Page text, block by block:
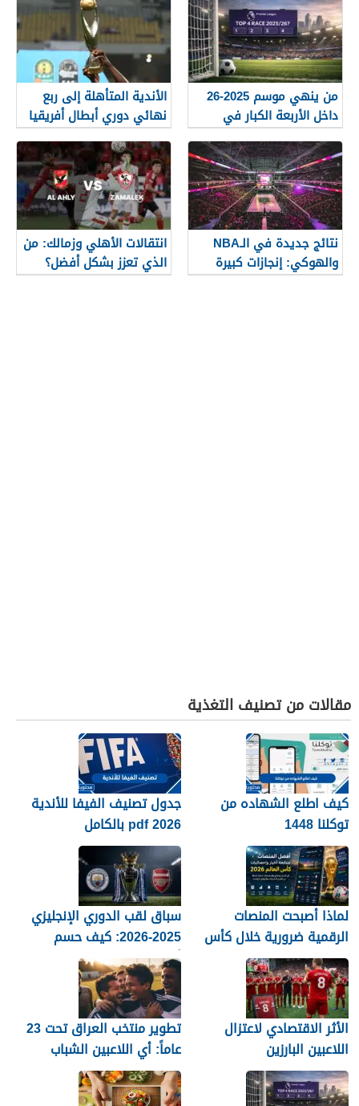
من ينهي موسم 2025-26
داخل الأربعة الكبار في
الدوري الإنجليزي؟
الأندية المتأهلة إلى ربع
نهائي دوري أبطال أفريقيا
2026 قبل الجولة الأخيرة من
دور المجموعات
نتائج جديدة في الـNBA
والهوكي: إنجازات كبيرة
وتغييرات في القوائم
انتقالات الأهلي وزمالك: من
الذي تعزز بشكل أفضل؟
مقالات من تصنيف التغذية
كيف اطلع الشهاده من
توكلنا 1448
جدول تصنيف الفيفا للأندية
2026 pdf بالكامل
لماذا أصبحت المنصات
الرقمية ضرورية خلال كأس
العالم؟
سباق لقب الدوري الإنجليزي
2025-2026: كيف حسم
أرسنال اللقب في النهاية؟
الأثر الاقتصادي لاعتزال
اللاعبين البارزين
تطوير منتخب العراق تحت 23
عاماً: أي اللاعبين الشباب
جاهزون للاختراق الدولي؟